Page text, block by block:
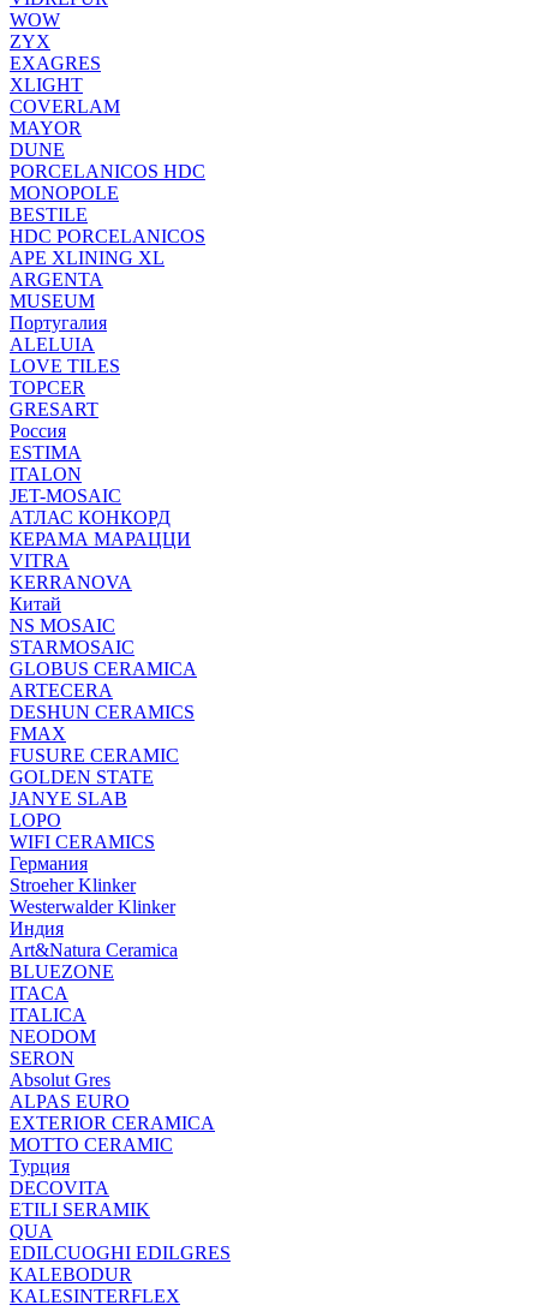
WOW
ZYX
EXAGRES
XLIGHT
COVERLAM
MAYOR
DUNE
PORCELANICOS HDC
MONOPOLE
BESTILE
HDC PORCELANICOS
APE XLINING XL
ARGENTA
MUSEUM
Португалия
ALELUIA
LOVE TILES
TOPCER
GRESART
Россия
ESTIMA
ITALON
JET-MOSAIC
АТЛАС КОНКОРД
КЕРАМА МАРАЦЦИ
VITRA
KERRANOVA
Китай
NS MOSAIC
STARMOSAIC
GLOBUS CERAMICA
ARTECERA
DESHUN CERAMICS
FMAX
FUSURE CERAMIC
GOLDEN STATE
JANYE SLAB
LOPO
WIFI CERAMICS
Германия
Stroeher Klinker
Westerwalder Klinker
Индия
Art&Natura Ceramica
BLUEZONE
ITACA
ITALICA
NEODOM
SERON
Absolut Gres
ALPAS EURO
EXTERIOR CERAMICA
MOTTO CERAMIC
Турция
DECOVITA
ETILI SERAMIK
QUA
EDILCUOGHI EDILGRES
KALEBODUR
KALESINTERFLEX